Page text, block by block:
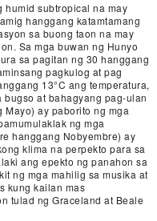
humid subtropical na may
hanggang katamtamang
sa buong taon na may
Sa mga buwan ng Hunyo
sa pagitan ng 30 hanggang
pagkulog at pag
13°C ang temperatura,
bugso at bahagyang pag-ulan
ay paborito ng mga
ng mga
hanggang Nobyembre) ay
klima na perpekto para sa
ang epekto ng panahon sa
ng mga mahilig sa musika at
kung kailan mas
tulad ng Graceland at Beale